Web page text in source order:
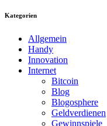
Kategorien
Allgemein
Handy
Innovation
Internet
Bitcoin
Blog
Blogosphere
Geldverdienen
Gewinnspiele